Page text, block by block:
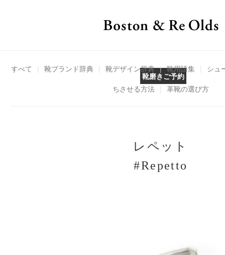
靴磨きご予約
すべて 靴ブランド辞典 靴デザイン辞典 | 靴用語集
シュ
ちさせる方法
革靴の選び方
レペット
#Repetto